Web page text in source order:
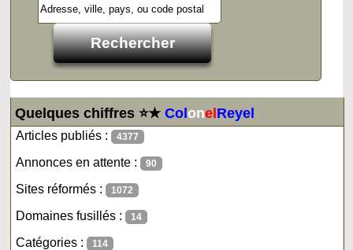
Quelques chiffres ⭐★ColonelReyel
Articles publiés : 4377
Annonces en attente : 90
Sites réformés : 1072
Domaines fusillés : 14
Catégories : 114